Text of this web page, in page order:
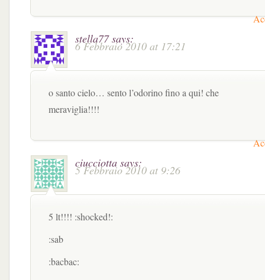
stella77 says:
6 Febbraio 2010 at 17:21
o santo cielo… sento l’odorino fino a qui! che
meraviglia!!!!
ciucciotta says:
5 Febbraio 2010 at 9:26
5 lt!!!! :shocked!:
:sab
:bacbac: